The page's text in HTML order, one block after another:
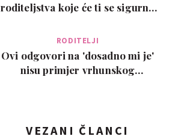
roditeljstva koje će ti se sigurno
RODITELJI
Ovi odgovori na 'dosadno mi je'
nisu primjer vrhunskog
VEZANI ČLANCI